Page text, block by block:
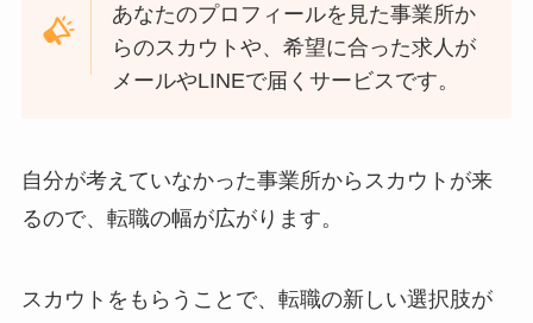
あなたのプロフィールを見た事業所か
らのスカウトや、希望に合った求人が
メールやLINEで届くサービスです。
自分が考えていなかった事業所からスカウトが来
るので、転職の幅が広がります。
スカウトをもらうことで、転職の新しい選択肢が